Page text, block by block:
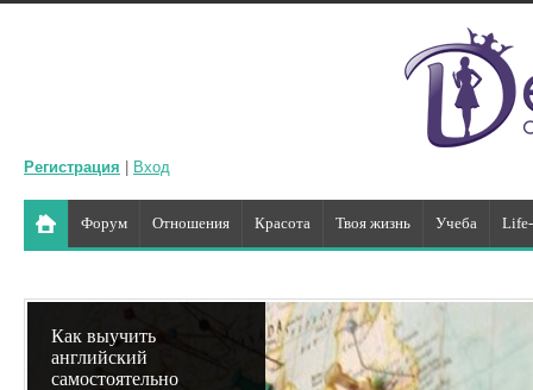
Регистрация Вход
Форум Отношения Красота Твоя жизнь Учеба
Как выучить
английский
самостоятельно